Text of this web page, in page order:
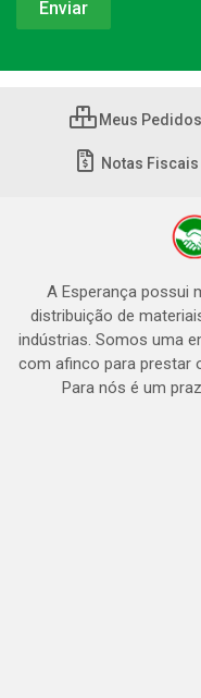
Meus Pedidos
Notas Fiscais
A Esperança possui
distribuição de
indústrias. Somos uma
com afinco para prestar
Para nós é um